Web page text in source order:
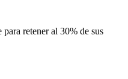
retener al 30% de sus